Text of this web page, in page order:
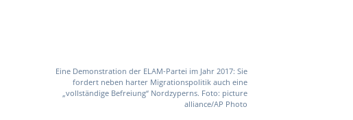
Eine Demonstration der ELAM-Partei im Jahr 2017: Sie
fordert neben harter Migrationspolitik auch eine
„vollständige Befreiung“ Nordzyperns. Foto: picture
alliance/AP Photo